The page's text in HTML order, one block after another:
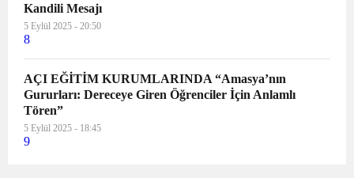
Kandili Mesajı
5 Eylül 2025 - 20:50
8
AÇI EĞİTİM KURUMLARINDA “Amasya’nın
Gururları: Dereceye Giren Öğrenciler İçin Anlamlı
Tören”
5 Eylül 2025 - 18:45
9